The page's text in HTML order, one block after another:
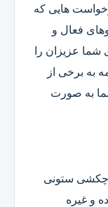
هایی که
فعال و
شما عزیزان را
به برخی از
شما به صورت
چکشی ستونی
و غیره